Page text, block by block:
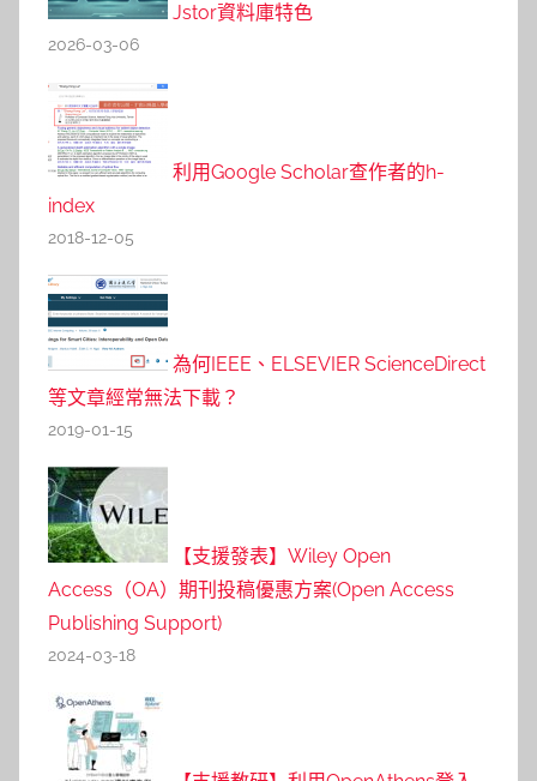
Jstor資料庫特色
2026-03-06
利用Google Scholar查作者的h-
index
2018-12-05
為何IEEE、ELSEVIER ScienceDirect
等文章經常無法下載？
2019-01-15
【支援發表】Wiley Open
Access（OA）期刊投稿優惠方案(Open Access
Publishing Support)
2024-03-18